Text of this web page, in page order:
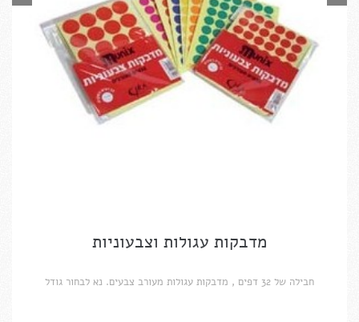
מדבקות עגולות וצבעוניות
חבילה של 32 דפים , מדבקות עגולות מעורב צבעים. נא לבחור גודל